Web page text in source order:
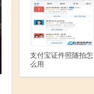
支付宝证件照随拍怎
么用